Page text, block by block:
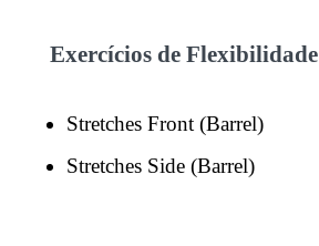
Exercícios de Flexibilidade
Stretches Front (Barrel)
Stretches Side (Barrel)